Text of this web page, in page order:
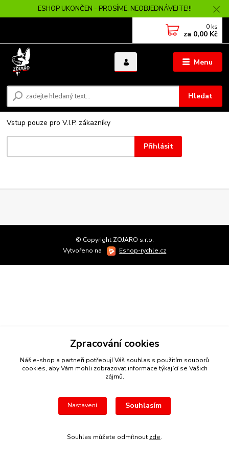
ESHOP UKONČEN - PROSÍME, NEOBJEDNÁVEJTE!!!
Menu
Hledat
0 ks
za 0,00 Kč
Vstup pouze pro V.I.P. zákazníky
© Copyright ZOJARO s.r.o.
Vytvořeno na
Eshop-rychle.cz
Zpracování cookies
Náš e-shop a partneři potřebují Váš souhlas s použitím souborů
cookies, aby Vám mohli zobrazovat informace týkající se Vašich
zájmů.
Nastavení Souhlasím
Souhlas můžete odmítnout zde.